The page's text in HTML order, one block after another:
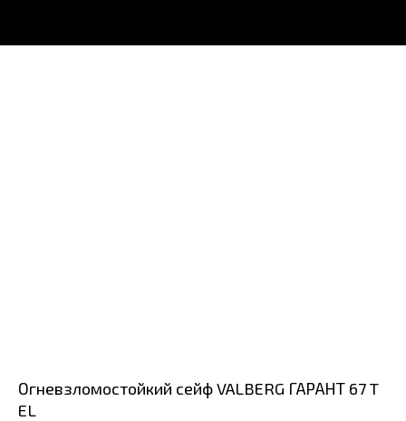
Огневзломостойкий сейф VALBERG ГАРАНТ 67 T
EL